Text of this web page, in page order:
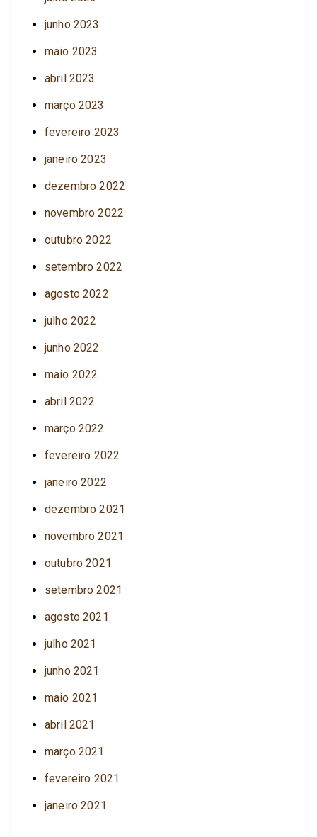
junho 2023
maio 2023
abril 2023
março 2023
fevereiro 2023
janeiro 2023
dezembro 2022
novembro 2022
outubro 2022
setembro 2022
agosto 2022
julho 2022
junho 2022
maio 2022
abril 2022
março 2022
fevereiro 2022
janeiro 2022
dezembro 2021
novembro 2021
outubro 2021
setembro 2021
agosto 2021
julho 2021
junho 2021
maio 2021
abril 2021
março 2021
fevereiro 2021
janeiro 2021